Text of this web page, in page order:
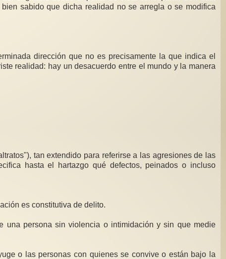
sabido que dicha realidad no se arregla o se modifica
dirección que no es precisamente la que indica el
realidad: hay un desacuerdo entre el mundo y la manera
tan extendido para referirse a las agresiones de las
hasta el hartazgo qué defectos, peinados o incluso
es constitutiva de delito.
una persona sin violencia o intimidación y sin que medie
o las personas con quienes se convive o están bajo la